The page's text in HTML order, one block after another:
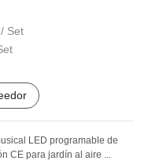
/ Set
LED programable de
CE para jardín al aire ...